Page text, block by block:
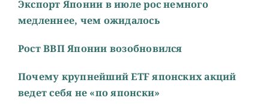
Экспорт Японии в июле рос немного
медленнее, чем ожидалось
Рост ВВП Японии возобновился
Почему крупнейший ETF японских акций
ведет себя не «по японски»